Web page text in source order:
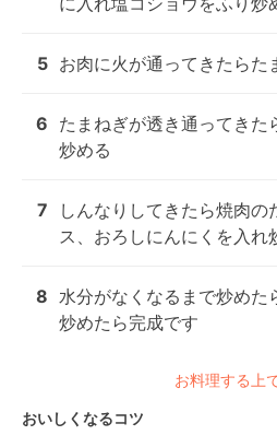
5 お肉に火が通ってきたらた
6 たまねぎが透き通ってきた
炒める
7
しんなりしてきたら焼肉の
ス、おろしにんにくを入れ
8 水分がなくなるまで炒めた
炒めたら完成です
お料理する上
おいしくなるコツ